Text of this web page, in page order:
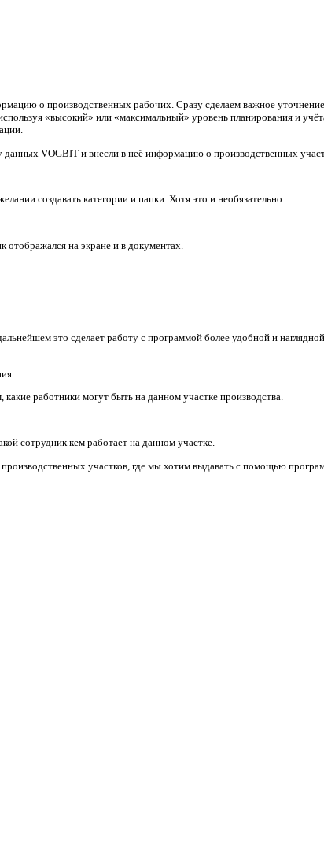
о производственных рабочих. Сразу сделаем важное
«высокий» или «максимальный» уровень планирования и
VOGBIT и внесли в неё информацию о производственных
создавать категории и папки. Хотя это и необязательно.
на экране и в документах.
это сделает работу с программой более удобной и
работники могут быть на данном участке производства.
сотрудник кем работает на данном участке.
участков, где мы хотим выдавать с помощью